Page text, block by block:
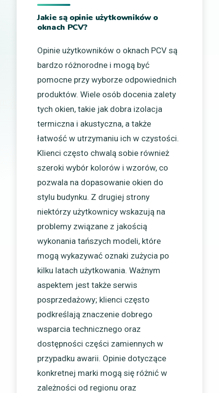
Jakie są opinie użytkowników o
oknach PCV?
Opinie użytkowników o oknach PCV są
bardzo różnorodne i mogą być
pomocne przy wyborze odpowiednich
produktów. Wiele osób docenia zalety
tych okien, takie jak dobra izolacja
termiczna i akustyczna, a także
łatwość w utrzymaniu ich w czystości.
Klienci często chwalą sobie również
szeroki wybór kolorów i wzorów, co
pozwala na dopasowanie okien do
stylu budynku. Z drugiej strony
niektórzy użytkownicy wskazują na
problemy związane z jakością
wykonania tańszych modeli, które
mogą wykazywać oznaki zużycia po
kilku latach użytkowania. Ważnym
aspektem jest także serwis
posprzedażowy; klienci często
podkreślają znaczenie dobrego
wsparcia technicznego oraz
dostępności części zamiennych w
przypadku awarii. Opinie dotyczące
konkretnej marki mogą się różnić w
zależności od regionu oraz